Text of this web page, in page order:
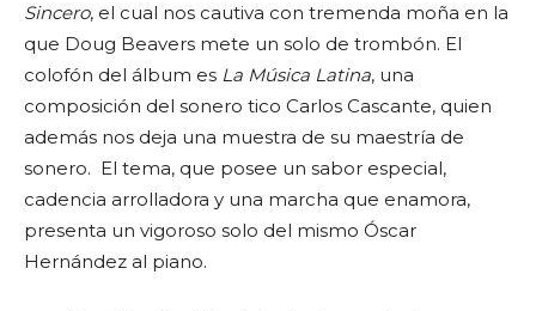
Sincero, el cual nos cautiva con tremenda moña en la
que Doug Beavers mete un solo de trombón. El
colofón del álbum es La Música Latina, una
composición del sonero tico Carlos Cascante, quien
además nos deja una muestra de su maestría de
sonero. El tema, que posee un sabor especial,
cadencia arrolladora y una marcha que enamora,
presenta un vigoroso solo del mismo Óscar
Hernández al piano.